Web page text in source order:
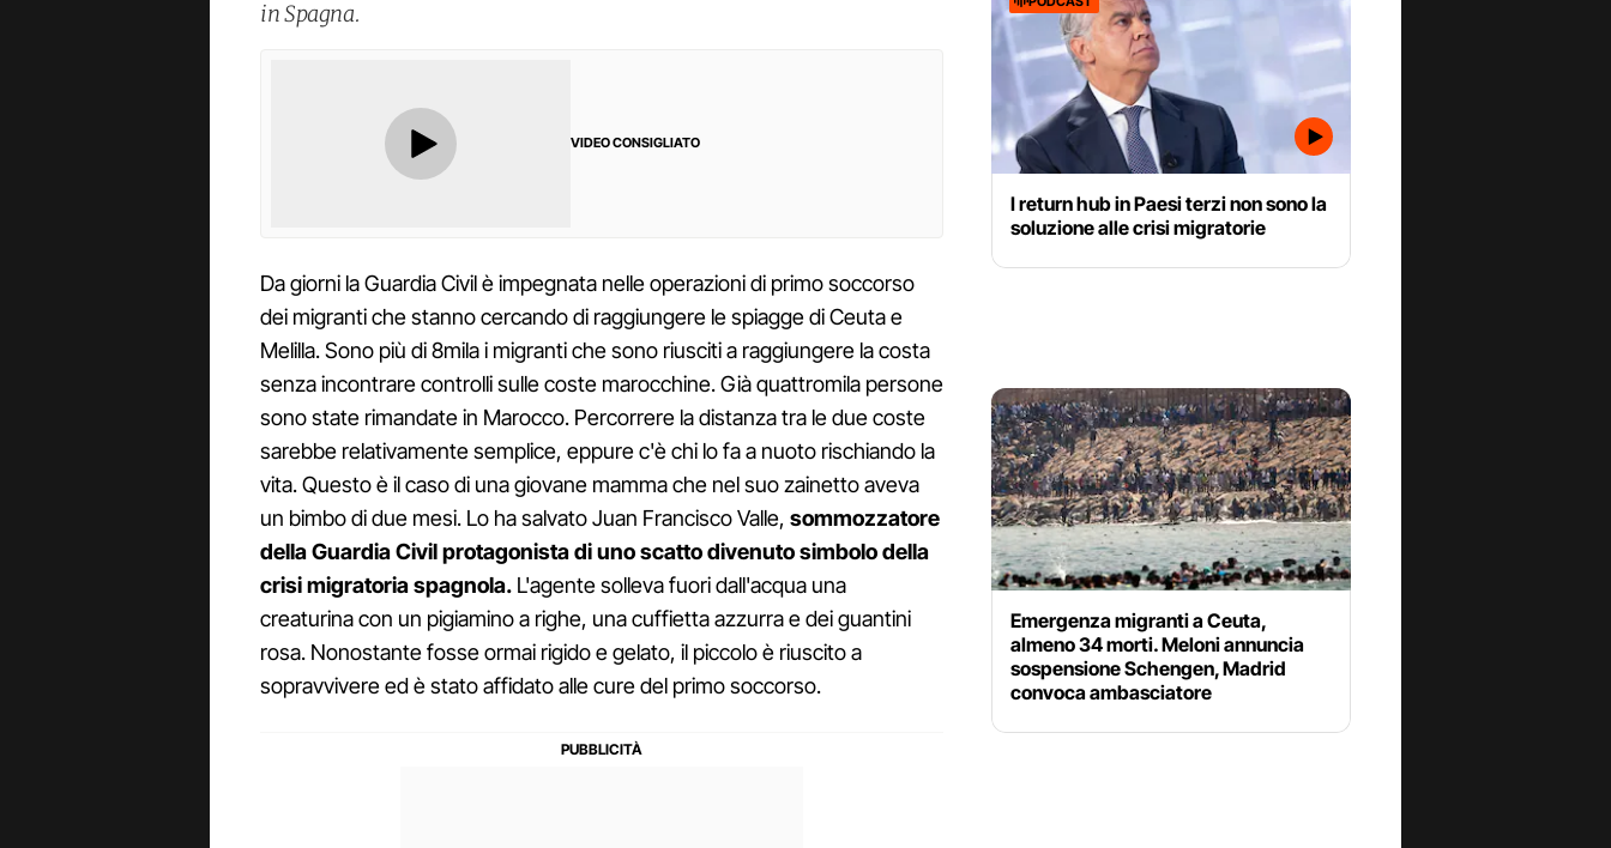
in Spagna.
VIDEO CONSIGLIATO
Da giorni la Guardia Civil è impegnata nelle operazioni di primo soccorso
dei migranti che stanno cercando di raggiungere le spiagge di Ceuta e
Melilla. Sono più di 8mila i migranti che sono riusciti a raggiungere la costa
senza incontrare controlli sulle coste marocchine. Già quattromila persone
sono state rimandate in Marocco. Percorrere la distanza tra le due coste
sarebbe relativamente semplice, eppure c'è chi lo fa a nuoto rischiando la
vita. Questo è il caso di una giovane mamma che nel suo zainetto aveva
un bimbo di due mesi. Lo ha salvato Juan Francisco Valle, sommozzatore
della Guardia Civil protagonista di uno scatto divenuto simbolo della
crisi migratoria spagnola. L'agente solleva fuori dall'acqua una
creaturina con un pigiamino a righe, una cuffietta azzurra e dei guantini
rosa. Nonostante fosse ormai rigido e gelato, il piccolo è riuscito a
sopravvivere ed è stato affidato alle cure del primo soccorso.
I return hub in Paesi terzi non sono la
soluzione alle crisi migratorie
Emergenza migranti a Ceuta,
almeno 34 morti. Meloni annuncia
sospensione Schengen, Madrid
convoca ambasciatore